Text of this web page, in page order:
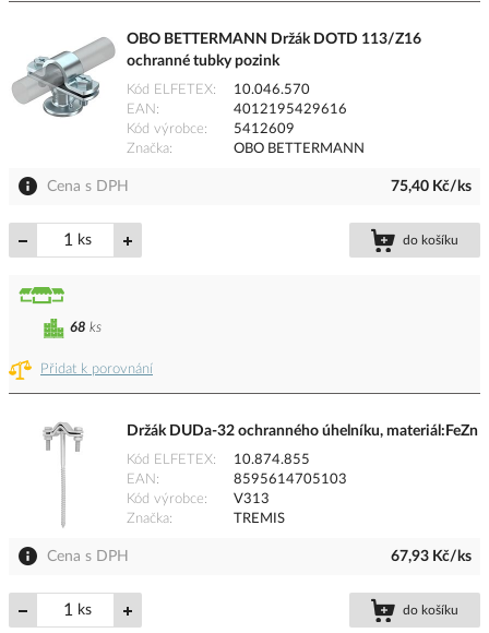
OBO BETTERMANN Držák DOTD 113/Z16
ochranné tubky pozink
Kód ELFETEX
10.046.570
EAN
4012195429616
Kód výrobce
5412609
Značka
OBO BETTERMANN
Cena s DPH 75,40 Kč/ks
ks do košíku
Přidat k porovnání
68 ks
Držák DUDa-32 ochranného úhelníku, materiál:FeZn
Kód ELFETEX
10.874.855
EAN
8595614705103
Kód výrobce
V313
Značka
TREMIS
Cena s DPH 67,93 Kč/ks
ks do košíku